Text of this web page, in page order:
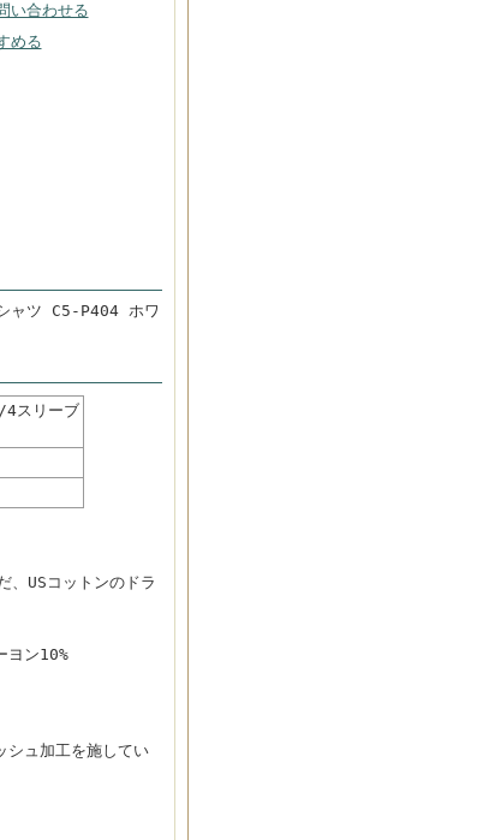
い合わせる
める
ャツ C5-P404 ホワ
スリーブ
、USコットンのドラ
ン10%
シュ加工を施してい